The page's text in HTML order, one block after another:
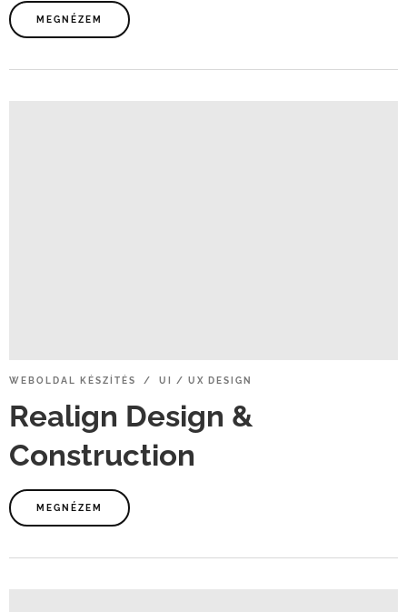
MEGNÉZEM
WEBOLDAL KÉSZÍTÉS / UI / UX DESIGN
Realign Design &
Construction
MEGNÉZEM